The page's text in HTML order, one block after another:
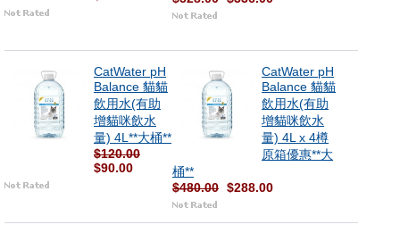
CatWater pH
Balance 貓貓
飲用水(有助
增貓咪飲水
量) 4L**大桶**
$120.00
$90.00
CatWater pH
Balance 貓貓
飲用水(有助
增貓咪飲水
量) 4L x 4樽
原箱優惠**大
桶**
$480.00 $288.00